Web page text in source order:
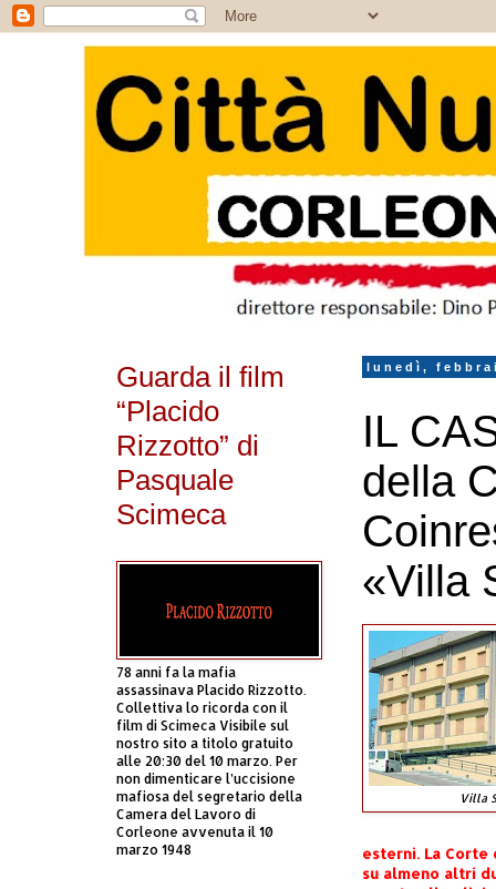
lunedì,
IL
della
«Villa
Villa
esterni. La
su almeno altri
Guarda il film
“Placido
Rizzotto” di
Pasquale
Scimeca
78 anni fa la mafia
assassinava Placido Rizzotto.
Collettiva lo ricorda con il
film di Scimeca Visibile sul
nostro sito a titolo gratuito
alle 20:30 del 10 marzo. Per
non dimenticare l’uccisione
mafiosa del segretario della
Camera del Lavoro di
Corleone avvenuta il 10
marzo 1948